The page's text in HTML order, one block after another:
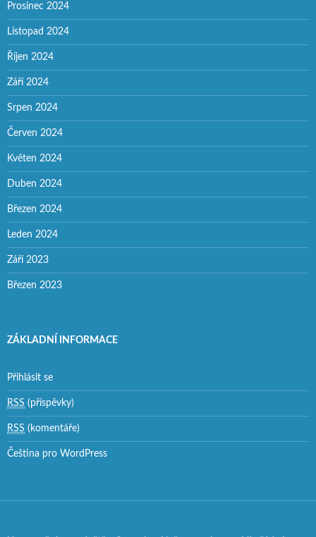
Prosinec 2024
Listopad 2024
Říjen 2024
Září 2024
Srpen 2024
Červen 2024
Květen 2024
Duben 2024
Březen 2024
Leden 2024
Září 2023
Březen 2023
ZÁKLADNÍ INFORMACE
Přihlásit se
RSS (příspěvky)
RSS (komentáře)
Čeština pro WordPress